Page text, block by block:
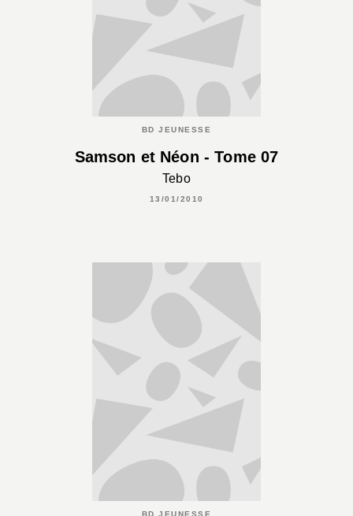
BD JEUNESSE
Samson et Néon - Tome 07
Tebo
13/01/2010
BD JEUNESSE